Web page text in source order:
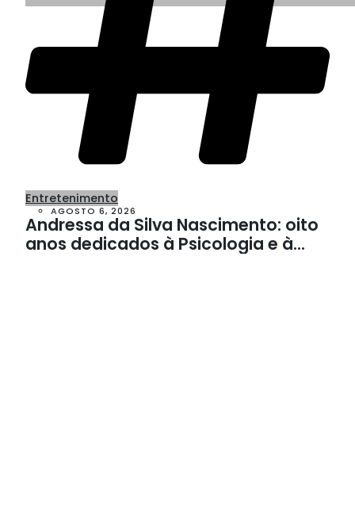
Entretenimento
AGOSTO 6, 2026
Andressa da Silva Nascimento: oito
anos dedicados à Psicologia e à